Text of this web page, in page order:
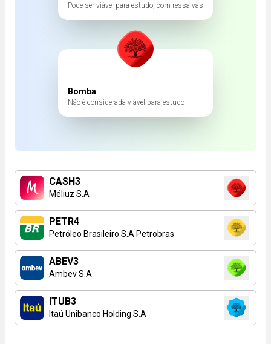
Pode ser viável para estudo, com ressalvas
Bomba
Não é considerada viável para estudo
CASH3
Méliuz S.A
PETR4
Petróleo Brasileiro S.A Petrobras
ABEV3
Ambev S.A
ITUB3
Itaú Unibanco Holding S.A